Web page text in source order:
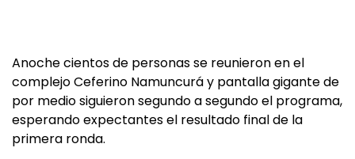
Anoche cientos de personas se reunieron en el
complejo Ceferino Namuncurá y pantalla gigante de
por medio siguieron segundo a segundo el programa,
esperando expectantes el resultado final de la
primera ronda.